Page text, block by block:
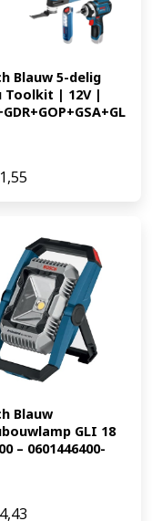
Blauw 5-delig
Toolkit | 12V |
Blauw
GLI 18
– 0601446400-